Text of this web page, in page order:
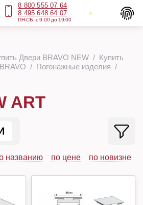
8 800 555 07 64
8 495 648 64 07
ПН-СБ: с 9:00 до 19:00
Двери BRAVO NEW
Купить
Погонажные изделия
ART
названию по цене по новизне